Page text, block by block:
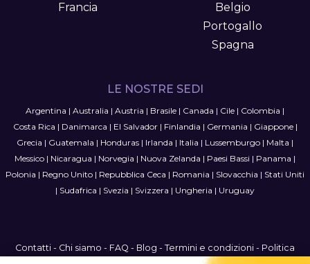
Francia
Belgio
Portogallo
Spagna
LE NOSTRE SEDI
Argentina | Australia | Austria | Brasile | Canada | Cile | Colombia |
Costa Rica | Danimarca | El Salvador| Finlandia | Germania | Giappone|
Grecia | Guatemala | Honduras | Irlanda | Italia | Lussemburgo | Malta |
Messico | Nicaragua | Norvegia | Nuova Zelanda | Paesi Bassi | Panama |
Polonia | Regno Unito | Repubblica Ceca | Romania | Slovacchia | Stati Uniti
| Sudafrica | Svezia | Svizzera | Ungheria | Uruguay
Contatti - Chi siamo - FAQ - Blog - Termini e condizioni - Politica